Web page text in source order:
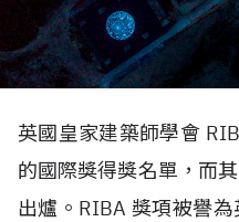
英國皇家建築師學會
的國際獎得獎名單，而
出爐。RIBA 獎項被譽